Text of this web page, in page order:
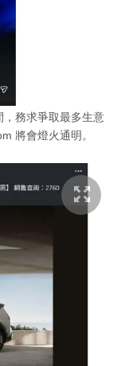
務求爭取最多生意
將會燈火通明。